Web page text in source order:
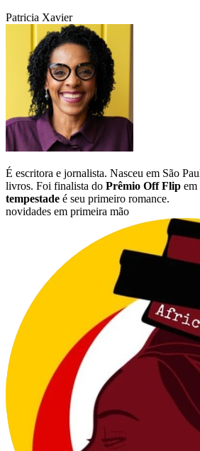
Patricia Xavier
É escritora e jornalista. Nasceu em São
livros. Foi finalista do Prêmio Off Flip em
tempestade é seu primeiro romance.
novidades em primeira mão